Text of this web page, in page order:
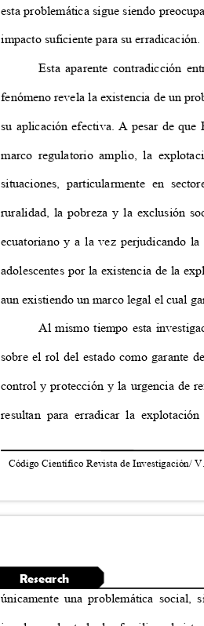
esta problemática sigue siendo
impacto suficiente para su
Esta aparente contradicción
fenómeno revela la existencia de un
su aplicación efectiva. A pesar de
marco regulatorio amplio, la
situaciones, particularmente en
ruralidad, la pobreza y la exclusión
ecuatoriano y a la vez perjudicando
adolescentes por la existencia de la
aun existiendo un marco legal el cual
Al mismo tiempo esta
sobre el rol del estado como garante
control y protección y la urgencia de
resultan para erradicar la
Código Científico Revista de Investigación/
Research
únicamente una problemática